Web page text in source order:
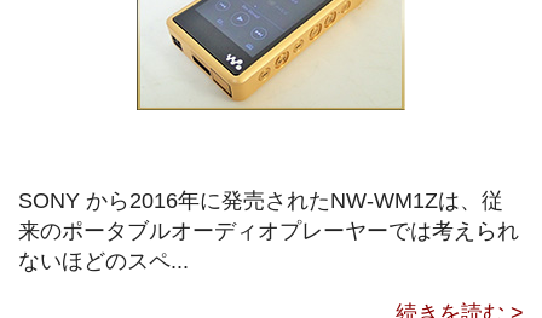
SONY から2016年に発売されたNW-WM1Zは、従
来のポータブルオーディオプレーヤーでは考えられ
ないほどのスペ...
続きを読む >